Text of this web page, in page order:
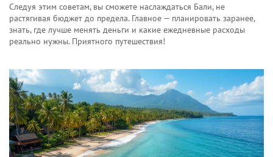
Следуя этим советам, вы сможете наслаждаться Бали, не
растягивая бюджет до предела. Главное — планировать заранее,
знать, где лучше менять деньги и какие ежедневные расходы
реально нужны. Приятного путешествия!